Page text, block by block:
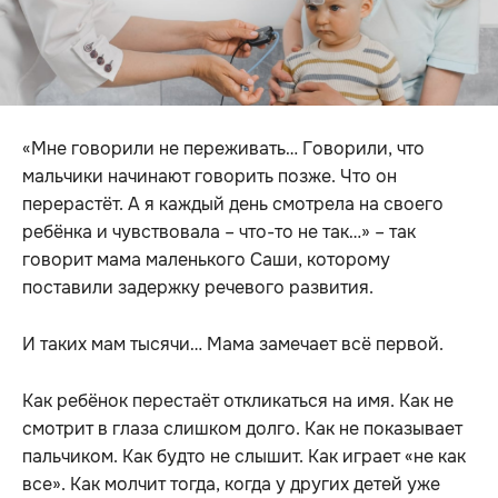
«Мне говорили не переживать… Говорили, что
мальчики начинают говорить позже. Что он
перерастёт. А я каждый день смотрела на своего
ребёнка и чувствовала – что-то не так…» – так
говорит мама маленького Саши, которому
поставили задержку речевого развития.
И таких мам тысячи… Мама замечает всё первой.
Как ребёнок перестаёт откликаться на имя. Как не
смотрит в глаза слишком долго. Как не показывает
пальчиком. Как будто не слышит. Как играет «не как
все». Как молчит тогда, когда у других детей уже